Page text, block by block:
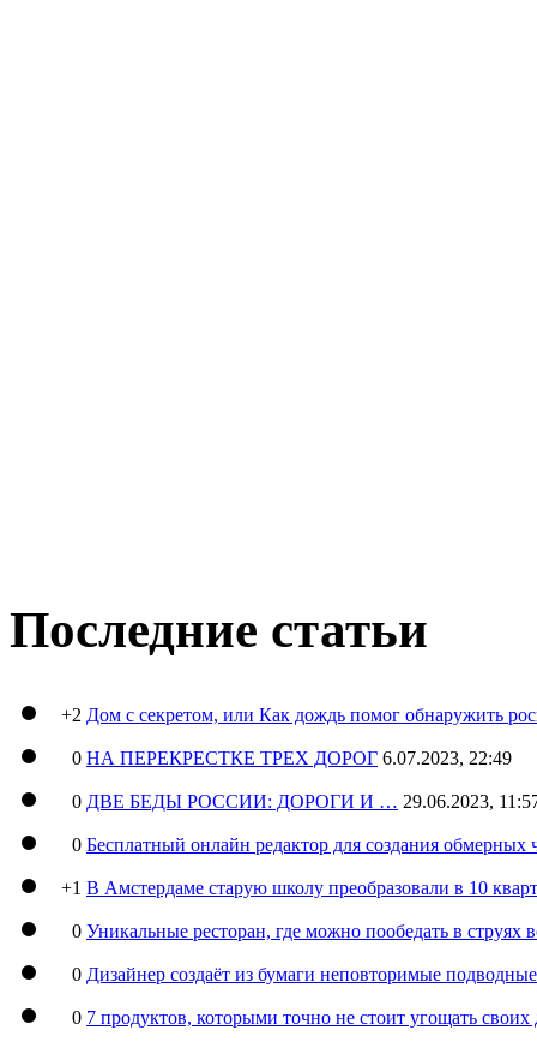
Последние статьи
+2 Дом с секретом, или Как дождь помог обнаружить
0 НА ПЕРЕКРЕСТКЕ ТРЕХ ДОРОГ 6.07.2023, 22:49
0 ДВЕ БЕДЫ РОССИИ: ДОРОГИ И … 29.06.2023,
0 Бесплатный онлайн редактор для создания обмерных
+1 В Амстердаме старую школу преобразовали в 10
0 Уникальные ресторан, где можно пообедать в струях
0 Дизайнер создаёт из бумаги неповторимые
0 7 продуктов, которыми точно не стоит угощать